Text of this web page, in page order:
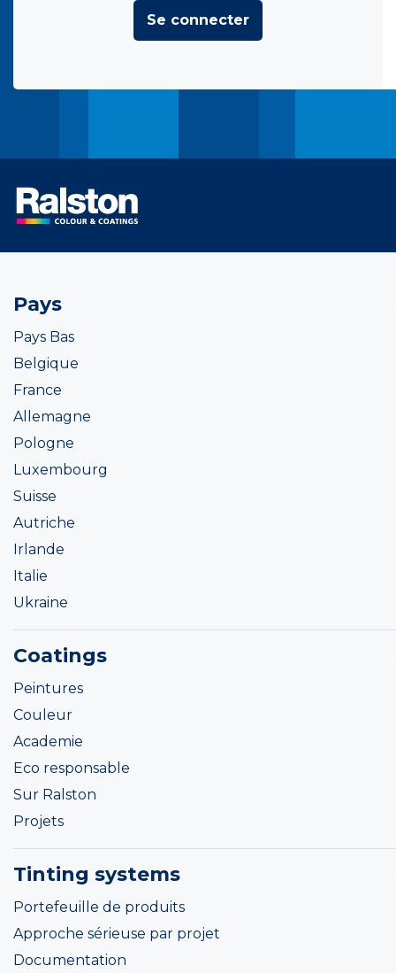
Se connecter
Pays
Pays Bas
Belgique
France
Allemagne
Pologne
Luxembourg
Suisse
Autriche
Irlande
Italie
Ukraine
Coatings
Peintures
Couleur
Academie
Eco responsable
Sur Ralston
Projets
Tinting systems
Portefeuille de produits
Approche sérieuse par projet
Documentation